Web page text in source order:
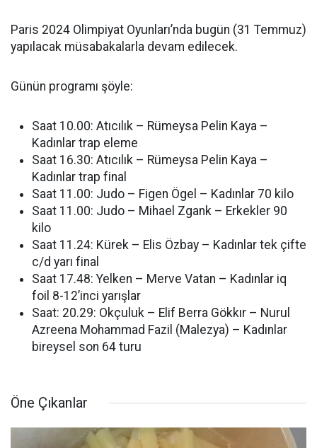
Paris 2024 Olimpiyat Oyunları’nda bugün (31 Temmuz)
yapılacak müsabakalarla devam edilecek.
Günün programı şöyle:
Saat 10.00: Atıcılık – Rümeysa Pelin Kaya –
Kadınlar trap eleme
Saat 16.30: Atıcılık – Rümeysa Pelin Kaya –
Kadınlar trap final
Saat 11.00: Judo – Figen Ögel – Kadınlar 70 kilo
Saat 11.00: Judo – Mihael Zgank – Erkekler 90
kilo
Saat 11.24: Kürek – Elis Özbay – Kadınlar tek çifte
c/d yarı final
Saat 17.48: Yelken – Merve Vatan – Kadınlar iq
foil 8-12’inci yarışlar
Saat: 20.29: Okçuluk – Elif Berra Gökkır – Nurul
Azreena Mohammad Fazil (Malezya) – Kadınlar
bireysel son 64 turu
Öne Çıkanlar